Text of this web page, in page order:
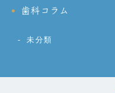
歯科コラム
未分類